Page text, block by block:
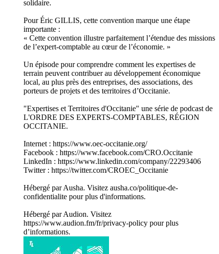
solidaire.
Pour Éric GILLIS, cette convention marque une étape
importante :
« Cette convention illustre parfaitement l’étendue des missions
de l’expert-comptable au cœur de l’économie. »
Un épisode pour comprendre comment les expertises de
terrain peuvent contribuer au développement économique
local, au plus près des entreprises, des associations, des
porteurs de projets et des territoires d’Occitanie.
"Expertises et Territoires d'Occitanie" une série de podcast de
L'ORDRE DES EXPERTS-COMPTABLES, RÉGION
OCCITANIE.
Internet : https://www.oec-occitanie.org/
Facebook : https://www.facebook.com/CRO.Occitanie
LinkedIn : https://www.linkedin.com/company/22293406
Twitter : https://twitter.com/CROEC_Occitanie
Hébergé par Ausha. Visitez ausha.co/politique-de-
confidentialite pour plus d'informations.
Hébergé par Audion. Visitez
https://www.audion.fm/fr/privacy-policy pour plus
d’informations.